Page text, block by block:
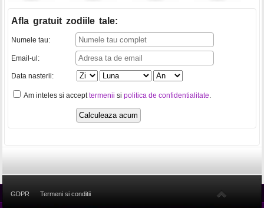
Afla gratuit zodiile tale:
Numele tau:
Email-ul:
Data nasterii:
Am inteles si accepttermenii si politica de confidentialitate.
GDPR Termeni si conditii